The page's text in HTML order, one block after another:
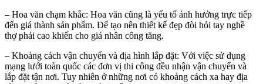
– Hoa văn chạm khắc: Hoa văn cũng là yếu tố ảnh hưởng trực tiếp
đến giá thành sản phẩm. Để tạo nên thiết kế đẹp đòi hỏi tay nghề
thợ phải cao khiến cho giá nhân công tăng.
– Khoảng cách vận chuyển và địa hình lắp đặt: Với việc sử dụng
mạng lưới toàn quốc các đơn vị thi công đều nhận vận chuyển và
lắp đặt tận nơi. Tuy nhiên ở những nơi có khoảng cách xa hay địa